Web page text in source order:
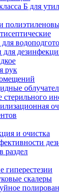
Б для
для
рук
стерильного
и очистка
раздел
гиперестезии
скалеры